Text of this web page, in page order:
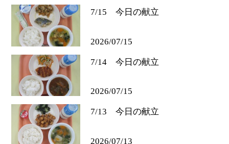
7/15 今日の献立
2026/07/15
7/14 今日の献立
2026/07/15
7/13 今日の献立
2026/07/13